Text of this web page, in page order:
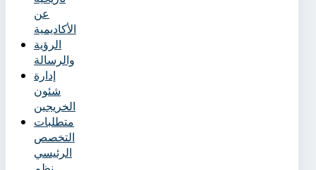
عن
الأكاديمية
الرؤية
والرسالة
إدارة
شئون
الخريجين
متطلبات
التخصص
الرئيسي